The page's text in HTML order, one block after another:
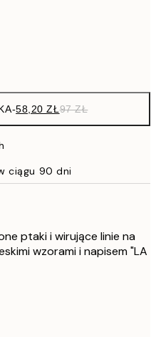
-58,20 ZŁ97 ZŁ
ciągu 90 dni
ptaki i wirujące linie na
wzorami i napisem "LA